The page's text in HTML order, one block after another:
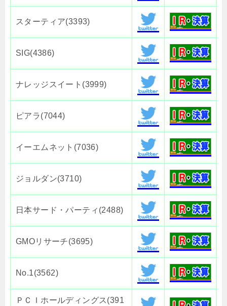
スターティア(3393)
SIG(4386)
ナレッジスイート(3999)
ピアラ(7044)
イーエムネット(7036)
ジョルダン(3710)
日本サード・パーティ(2488)
GMOリサーチ(3695)
No.1(3562)
ＰＣＩホールディングス(391